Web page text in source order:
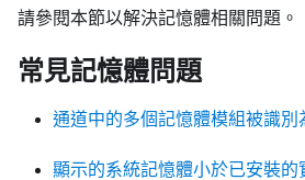
請參閱本節以解決記憶體相關問題。
常見記憶體問題
通道中的多個記憶體模組被識別
顯示的系統記憶體小於已安裝的